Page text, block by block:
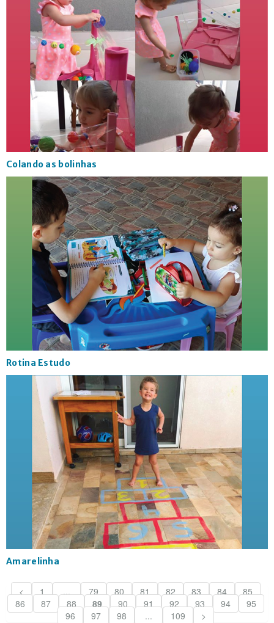
Colando as bolinhas
Rotina Estudo
Amarelinha
< 1 ... 79 80 81 82 83 84
85
86
87 88 89 90 91 92 93 94
95
96
97 98 ... 109 >